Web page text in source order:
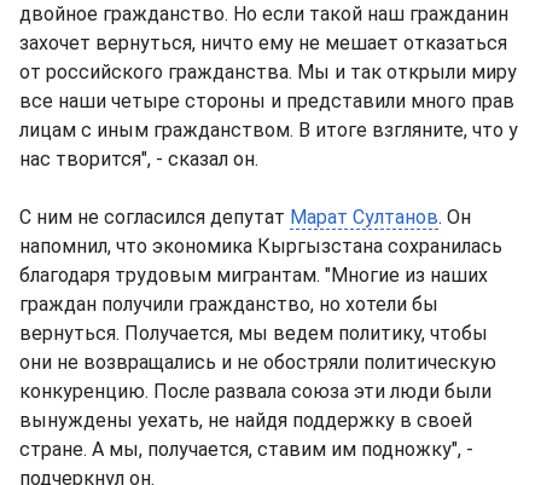
двойное гражданство. Но если такой наш гражданин
захочет вернуться, ничто ему не мешает отказаться
от российского гражданства. Мы и так открыли миру
все наши четыре стороны и представили много прав
лицам с иным гражданством. В итоге взгляните, что у
нас творится", - сказал он.
С ним не согласился депутат Марат Султанов. Он
напомнил, что экономика Кыргызстана сохранилась
благодаря трудовым мигрантам. "Многие из наших
граждан получили гражданство, но хотели бы
вернуться. Получается, мы ведем политику, чтобы
они не возвращались и не обостряли политическую
конкуренцию. После развала союза эти люди были
вынуждены уехать, не найдя поддержку в своей
стране. А мы, получается, ставим им подножку", -
подчеркнул он.